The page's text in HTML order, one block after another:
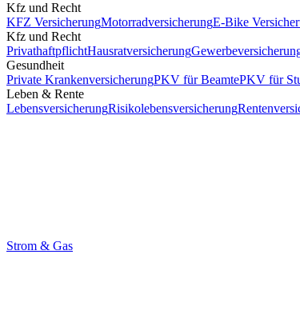
Kfz und Recht
KFZ VersicherungMotorradversicherungE-Bike
Kfz und Recht
PrivathaftpflichtHausratversicherung
Gesundheit
Private KrankenversicherungPKV für BeamtePKV für
Leben & Rente
LebensversicherungRisikolebensversicherung
Strom & Gas